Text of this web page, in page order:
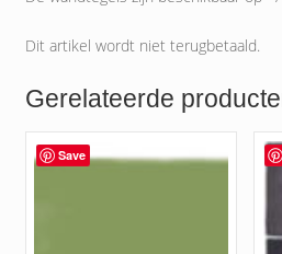
Dit artikel wordt niet terugbetaald.
Gerelateerde
Save